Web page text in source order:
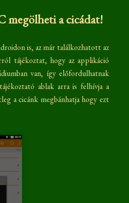
megölheti a cicádat!
is, az már találkozhatott az
tájékoztat, hogy az applikáció
van, így előfordulhatnak
ablak arra is felhívja a
a cicánk megbánhatja hogy ezt